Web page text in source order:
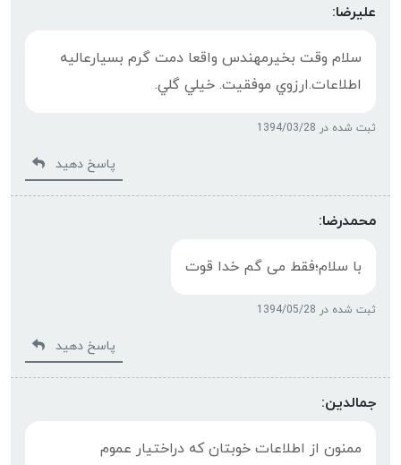
عليرضا:
سلام وقت بخيرمهندس واقعا دمت گرم بسيارعاليه
اطلاعات.ارزوي موفقيت. خيلي گلي.
ثبت شده در 1394/03/28
پاسخ دهید
محمدرضا:
با سلام؛فقط می گم خدا قوت
ثبت شده در 1394/05/28
پاسخ دهید
جمالدین:
ممنون از اطلاعات خوبتان که دراختيار عموم